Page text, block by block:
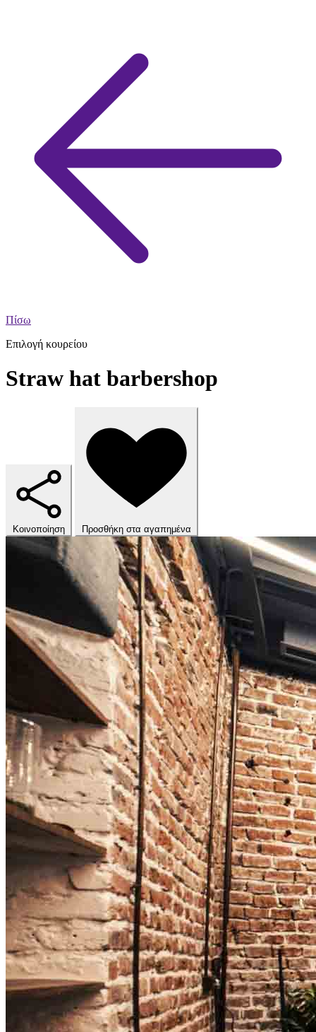
Πίσω
Επιλογή κουρείου
Straw hat barbershop
Κοινοποίηση Προσθήκη στα αγαπημένα